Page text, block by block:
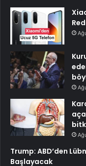
Trump: ABD’den
Başlayacak